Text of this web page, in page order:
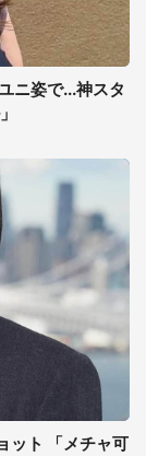
ニ姿で...神スタ
ット 「メチャ可